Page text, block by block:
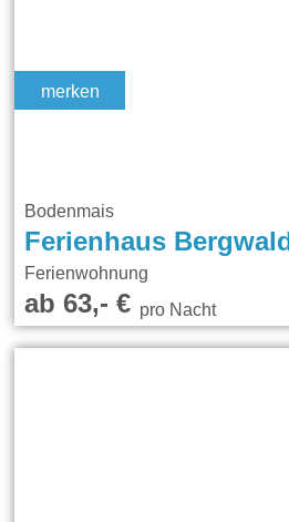
merken
Bodenmais
Ferienhaus Bergwald
Ferienwohnung
ab 63,- €pro Nacht